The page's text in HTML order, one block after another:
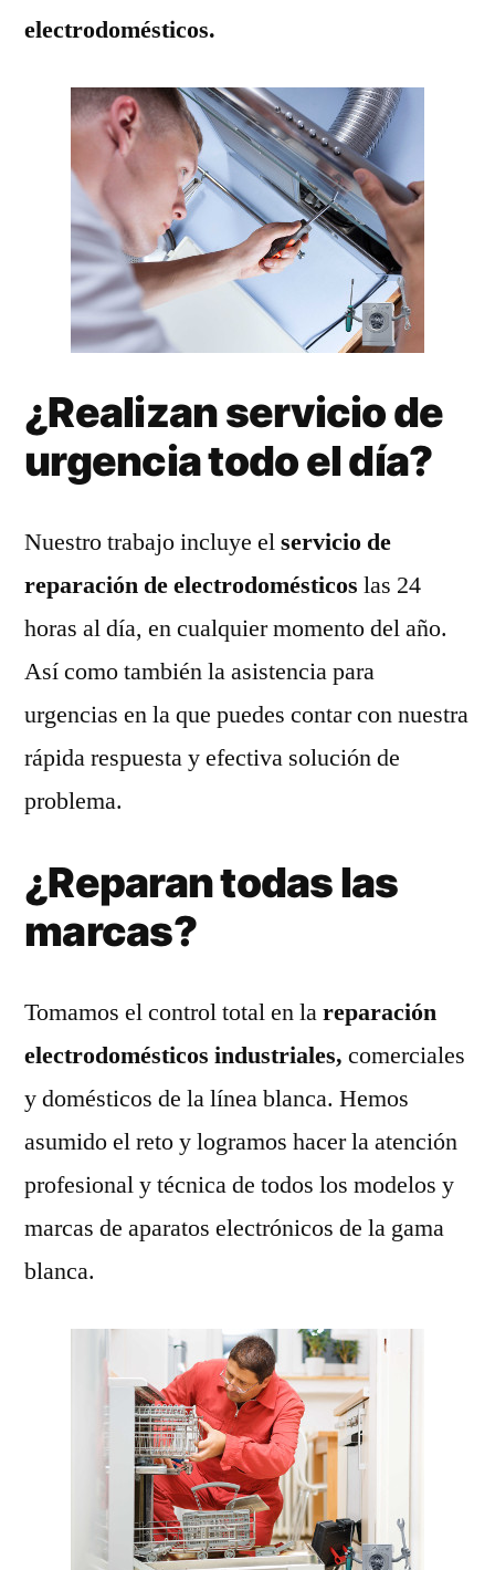
electrodomésticos.
¿Realizan servicio de
urgencia todo el día?
Nuestro trabajo incluye elservicio de
reparación de electrodomésticos las 24
horas al día, en cualquier momento del año.
Así como también la asistencia para
urgencias en la que puedes contar con nuestra
rápida respuesta y efectiva solución de
problema.
¿Reparan todas las
marcas?
Tomamos el control total en lareparación
electrodomésticos industriales, comerciales
y domésticos de la línea blanca. Hemos
asumido el reto y logramos hacer la atención
profesional y técnica de todos los modelos y
marcas de aparatos electrónicos de la gama
blanca.